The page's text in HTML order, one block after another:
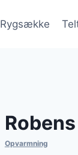
Rygsække
Opvarmning